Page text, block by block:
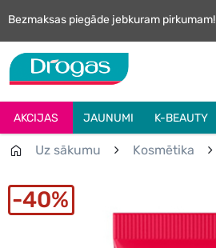
Bezmaksas piegāde jebkuram pirkumam!
AKCIJAS JAUNUMI K-BEAUTY
Uz sākumu Kosmētika
40%